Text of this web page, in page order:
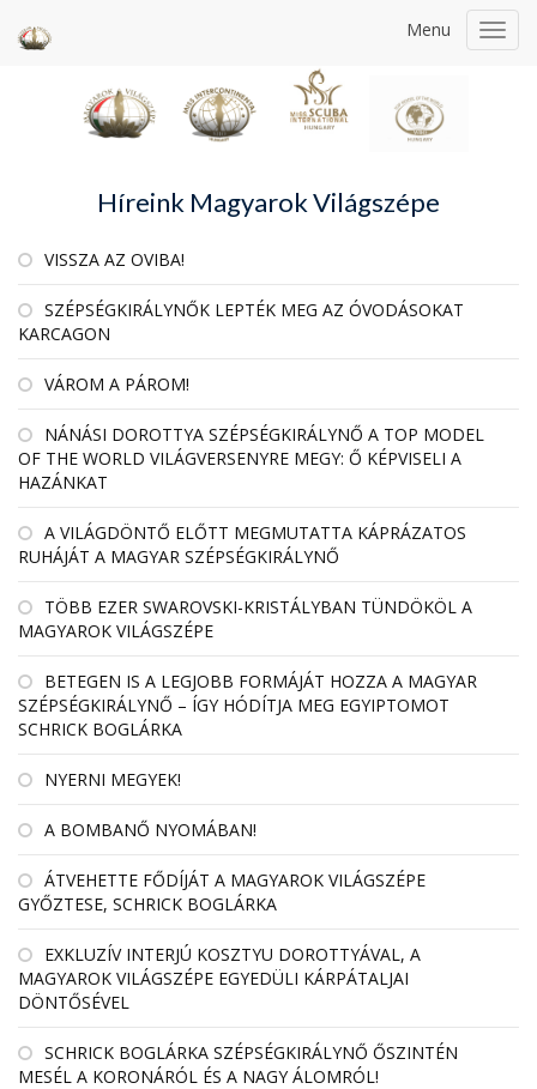
Menu
Híreink Magyarok Világszépe
VISSZA AZ OVIBA!
SZÉPSÉGKIRÁLYNŐK LEPTÉK MEG AZ ÓVODÁSOKAT
KARCAGON
VÁROM A PÁROM!
NÁNÁSI DOROTTYA SZÉPSÉGKIRÁLYNŐ A TOP MODEL
OF THE WORLD VILÁGVERSENYRE MEGY: Ő KÉPVISELI A
HAZÁNKAT
A VILÁGDÖNTŐ ELŐTT MEGMUTATTA KÁPRÁZATOS
RUHÁJÁT A MAGYAR SZÉPSÉGKIRÁLYNŐ
TÖBB EZER SWAROVSKI-KRISTÁLYBAN TÜNDÖKÖL A
MAGYAROK VILÁGSZÉPE
BETEGEN IS A LEGJOBB FORMÁJÁT HOZZA A MAGYAR
SZÉPSÉGKIRÁLYNŐ – ÍGY HÓDÍTJA MEG EGYIPTOMOT
SCHRICK BOGLÁRKA
NYERNI MEGYEK!
A BOMBANŐ NYOMÁBAN!
ÁTVEHETTE FŐDÍJÁT A MAGYAROK VILÁGSZÉPE
GYŐZTESE, SCHRICK BOGLÁRKA
EXKLUZÍV INTERJÚ KOSZTYU DOROTTYÁVAL, A
MAGYAROK VILÁGSZÉPE EGYEDÜLI KÁRPÁTALJAI
DÖNTŐSÉVEL
SCHRICK BOGLÁRKA SZÉPSÉGKIRÁLYNŐ ŐSZINTÉN
MESÉL A KORONÁRÓL ÉS A NAGY ÁLOMRÓL!